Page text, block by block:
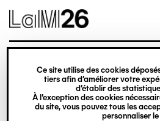
Gestion des cookies
Ce site utilise des cookies
tiers afin d’améliorer votre
d’établir des
À l’exception des cookies
du site, vous pouvez tous les
personnaliser
contenu